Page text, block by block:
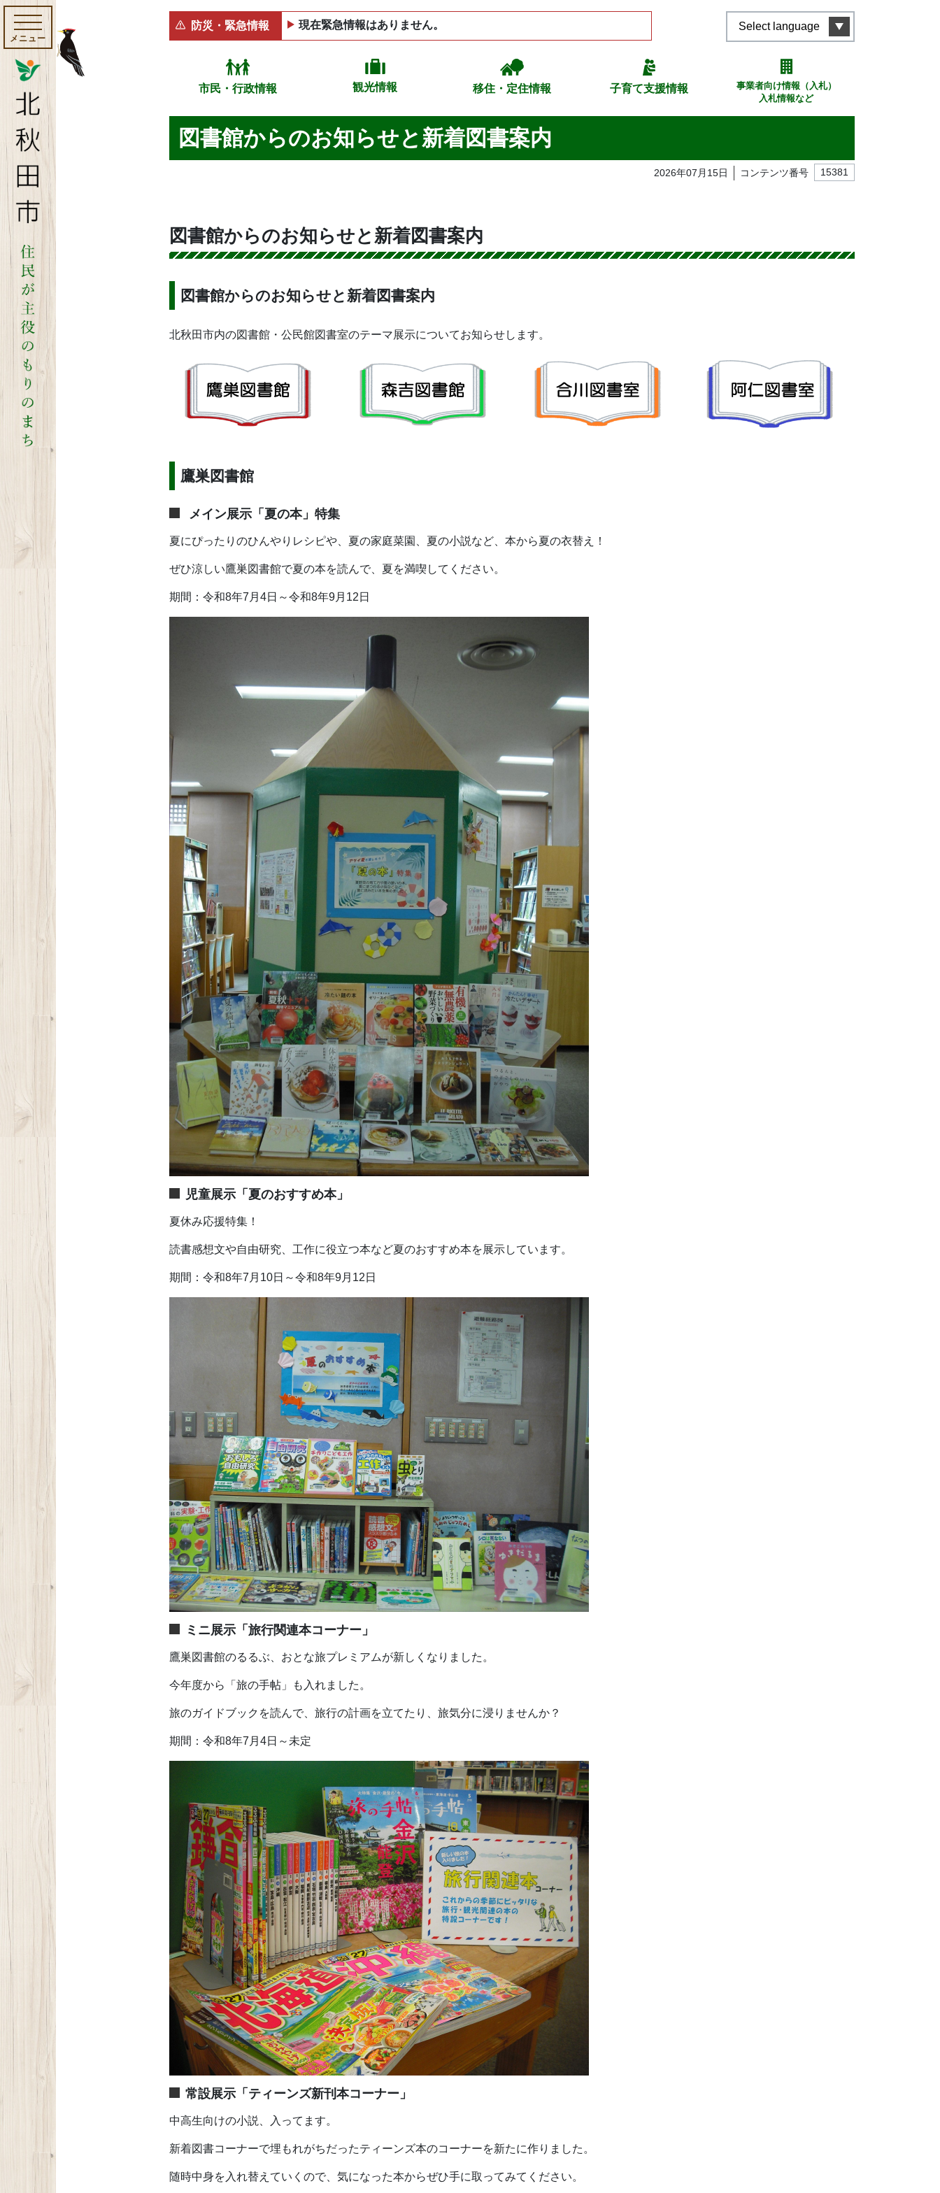
メニュー
防災・緊急情報 現在緊急情報はありません。 Select language
市民・行政情報 観光情報 移住・定住情報 子育て支援情報
事業者向け情報（入札）
入札情報など
図書館からのお知らせと新着図書案内
2026年07月15日 コンテンツ番号 15381
図書館からのお知らせと新着図書案内
図書館からのお知らせと新着図書案内
北秋田市内の図書館・公民館図書室のテーマ展示についてお知らせします。
鷹巣図書館
メイン展示「夏の本」特集
夏にぴったりのひんやりレシピや、夏の家庭菜園、夏の小説など、本から夏の衣替え！
ぜひ涼しい鷹巣図書館で夏の本を読んで、夏を満喫してください。
期間：令和8年7月4日～令和8年9月12日
児童展示「夏のおすすめ本」
夏休み応援特集！
読書感想文や自由研究、工作に役立つ本など夏のおすすめ本を展示しています。
期間：令和8年7月10日～令和8年9月12日
ミニ展示「旅行関連本コーナー」
鷹巣図書館のるるぶ、おとな旅プレミアムが新しくなりました。
今年度から「旅の手帖」も入れました。
旅のガイドブックを読んで、旅行の計画を立てたり、旅気分に浸りませんか？
期間：令和8年7月4日～未定
常設展示「ティーンズ新刊本コーナー」
中高生向けの小説、入ってます。
新着図書コーナーで埋もれがちだったティーンズ本のコーナーを新たに作りました。
随時中身を入れ替えていくので、気になった本からぜひ手に取ってみてください。